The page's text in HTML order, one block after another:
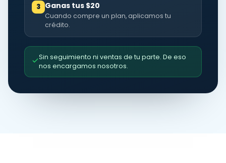
3 Ganas tus $20
Cuando compre un plan, aplicamos tu
crédito.
Sin seguimiento ni ventas de tu parte. De eso
nos encargamos nosotros.